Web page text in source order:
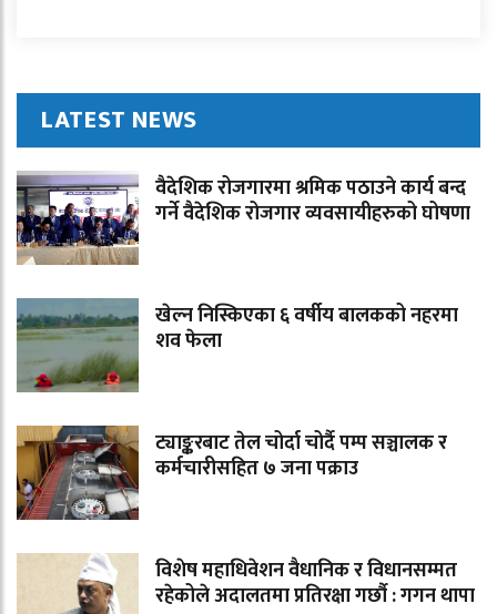
LATEST NEWS
वैदेशिक रोजगारमा श्रमिक पठाउने कार्य बन्द
गर्ने वैदेशिक रोजगार व्यवसायीहरुको घोषणा
खेल्न निस्किएका ६ वर्षीय बालकको नहरमा
शव फेला
ट्याङ्करबाट तेल चोर्दा चोर्दै पम्प सञ्चालक र
कर्मचारीसहित ७ जना पक्राउ
विशेष महाधिवेशन वैधानिक र विधानसम्मत
रहेकोले अदालतमा प्रतिरक्षा गर्छौ : गगन थापा